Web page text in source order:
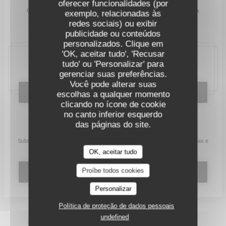
oferecer funcionalidades (por
exemplo, relacionadas às
redes sociais) ou exibir
publicidade ou conteúdos
personalizados. Clique em
'OK, aceitar tudo', 'Recusar
tudo' ou 'Personalizar' para
gerenciar suas preferências.
Você pode alterar suas
escolhas a qualquer momento
clicando no ícone de cookie
no canto inferior esquerdo
das páginas do site.
OK, aceitar tudo
Proíbe todos cookies
Personalizar
Política de proteção de dados pessoais
undefined
O
restauranteInstituto
está aberto de segunda-feira a
sexta-feira para almoço e jantar.
20, place Bellecour, 69002 Lyon
RESERVAR UMA MESA
Mantenha-se atualizado
Subscrever a nossa newsletter para receber comunicações personalizadas e
ofertas de marketing por correio eletrónico da nossa parte.
SUBSCREVER